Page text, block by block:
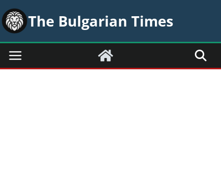
Skip
to
content
The Bulgarian Times